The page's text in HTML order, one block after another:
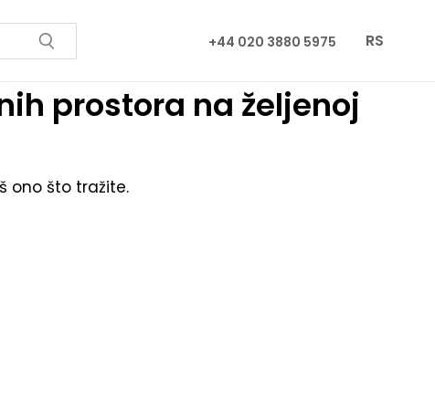
+44 020 3880 5975 RS
prostora na željenoj
ono što tražite.